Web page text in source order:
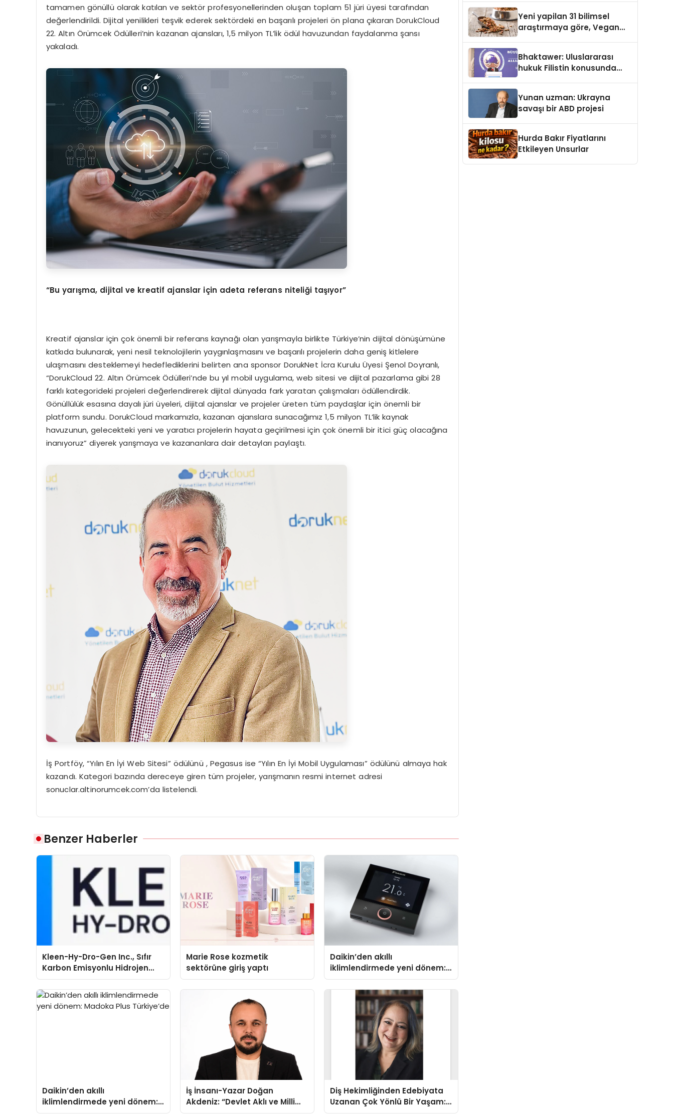
tamamen gönüllü olarak katılan ve sektör profesyonellerinden oluşan toplam 51 jüri üyesi tarafından
değerlendirildi. Dijital yenilikleri teşvik ederek sektördeki en başarılı projeleri ön plana çıkaran DorukCloud
22. Altın Örümcek Ödülleri’nin kazanan ajansları, 1,5 milyon TL’lik ödül havuzundan faydalanma şansı
yakaladı.
“Bu yarışma, dijital ve kreatif ajanslar için adeta referans niteliği taşıyor”
Kreatif ajanslar için çok önemli bir referans kaynağı olan yarışmayla birlikte Türkiye’nin dijital dönüşümüne
katkıda bulunarak, yeni nesil teknolojilerin yaygınlaşmasını ve başarılı projelerin daha geniş kitlelere
ulaşmasını desteklemeyi hedeflediklerini belirten ana sponsor DorukNet İcra Kurulu Üyesi Şenol Doyranlı,
“DorukCloud 22. Altın Örümcek Ödülleri’nde bu yıl mobil uygulama, web sitesi ve dijital pazarlama gibi 28
farklı kategorideki projeleri değerlendirerek dijital dünyada fark yaratan çalışmaları ödüllendirdik.
Gönüllülük esasına dayalı jüri üyeleri, dijital ajanslar ve projeler üreten tüm paydaşlar için önemli bir
platform sundu. DorukCloud markamızla, kazanan ajanslara sunacağımız 1,5 milyon TL’lik kaynak
havuzunun, gelecekteki yeni ve yaratıcı projelerin hayata geçirilmesi için çok önemli bir itici güç olacağına
inanıyoruz” diyerek yarışmaya ve kazananlara dair detayları paylaştı.
İş Portföy, “Yılın En İyi Web Sitesi” ödülünü , Pegasus ise “Yılın En İyi Mobil Uygulaması” ödülünü almaya hak
kazandı. Kategori bazında dereceye giren tüm projeler, yarışmanın resmi internet adresi
sonuclar.altinorumcek.com’da listelendi.
Benzer Haberler
Kleen-Hy-Dro-Gen Inc., Sıfır
Karbon Emisyonlu Hidrojen
Isıtma Teknolojisinde ISO ve
TSSA Düzenleyici Onaylarını
Aldı
Marie Rose kozmetik
sektörüne giriş yaptı
Daikin’den akıllı
iklimlendirmede yeni dönem:
Madoka Plus Türkiye’de
Daikin’den akıllı
iklimlendirmede yeni dönem:
Madoka Plus Türkiye’de
İş İnsanı-Yazar Doğan
Akdeniz: “Devlet Aklı ve Milli
Çıkarlar Her Şeyin Üzerindedir”
Diş Hekimliğinden Edebiyata
Uzanan Çok Yönlü Bir Yaşam:
Yeşim Şahin Yaman
Yeni yapilan 31 bilimsel
araştırmaya göre, Vegan
Sindirildiğini Ortaya Koydu
Bhaktawer: Uluslararası
hukuk Filistin konusunda
Yunan uzman: Ukrayna
savaşı bir ABD projesi
Hurda Bakır Fiyatlarını
Etkileyen Unsurlar